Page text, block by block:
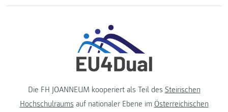
Die FH JOANNEUM kooperiert als Teil des Steirischen
Hochschulraums auf nationaler Ebene im Österreichischen